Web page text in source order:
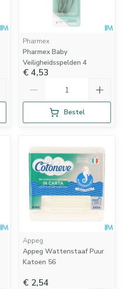
Pharmex
Pharmex Baby
Veiligheidsspelden 4
€ 4,53
Bestel
Appeg
Appeg Wattenstaaf Puur
Katoen 56
€ 2,54